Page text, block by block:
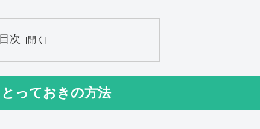
目次
っておきの方法